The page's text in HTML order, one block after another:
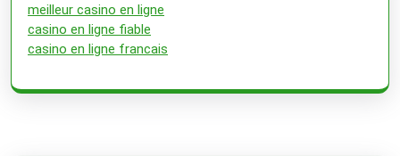
meilleur casino en ligne
casino en ligne fiable
casino en ligne francais